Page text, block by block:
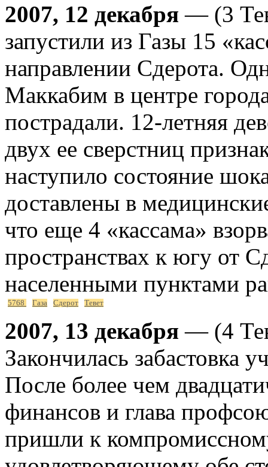
2007, 12 декабря — (3
запустили из Газы 15
направлении Сдерота.
Маккабим в центре
пострадали. 12-летняя
двух ее сверстниц
наступило состояние
доставлены в
что еще 4 «кассама»
пространствах к югу от
населенными пунктами
5768 Газа Сдерот Тевет
2007, 13 декабря — (4
Закончилась забастовка
После более чем
финансов и глава
пришли к